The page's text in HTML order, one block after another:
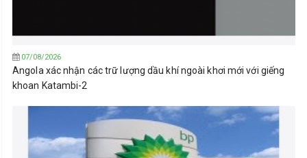
07/08/2026
Angola xác nhận các trữ lượng dầu khí ngoài khơi mới với giếng
khoan Katambi-2